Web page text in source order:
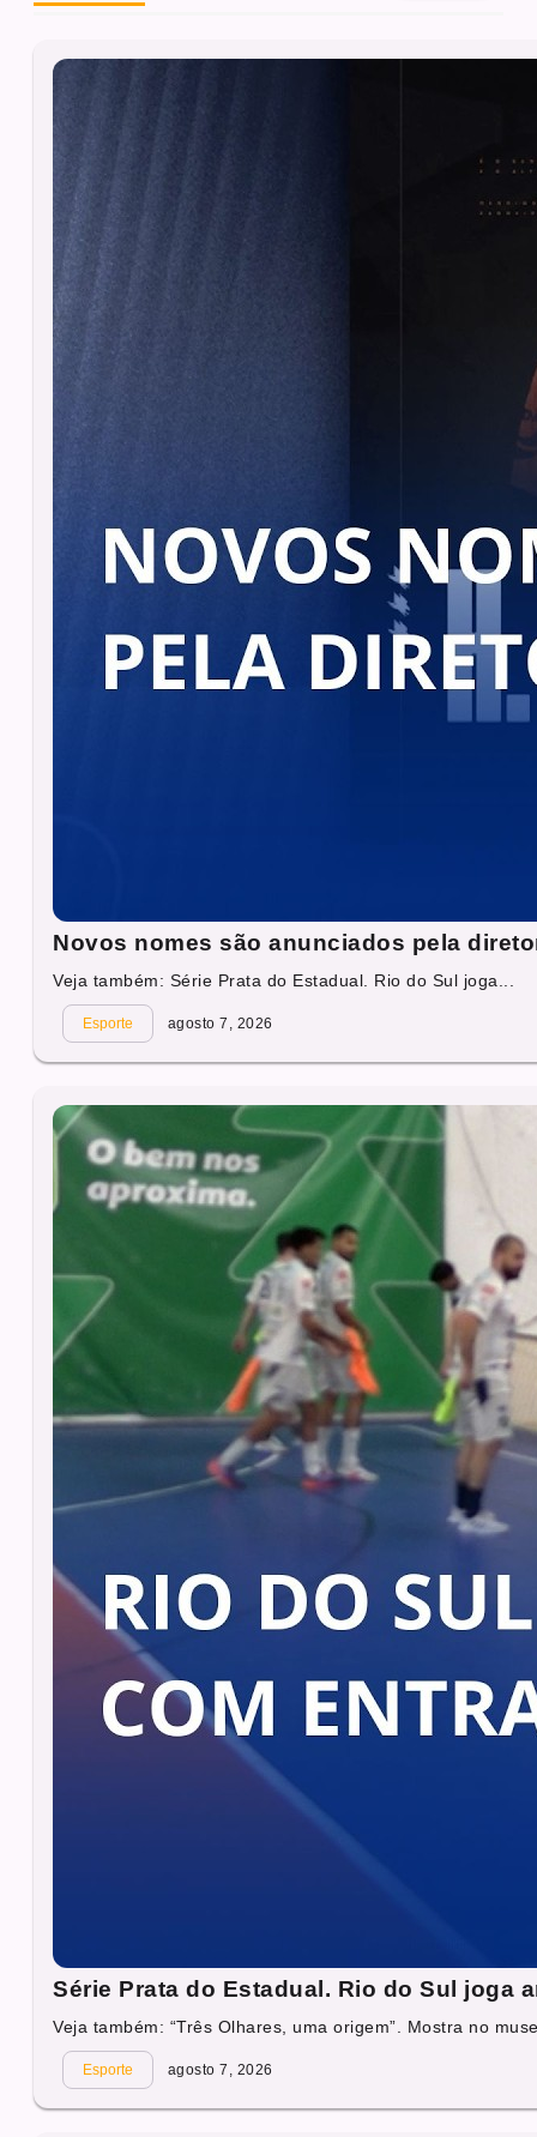
Novos nomes são anunciados pela
Veja também: Série Prata do Estadual. Rio do Sul joga...
Esporte agosto 7, 2026
Série Prata do Estadual. Rio do Sul joga
Veja também: “Três Olhares, uma origem”. Mostra no
Esporte agosto 7, 2026